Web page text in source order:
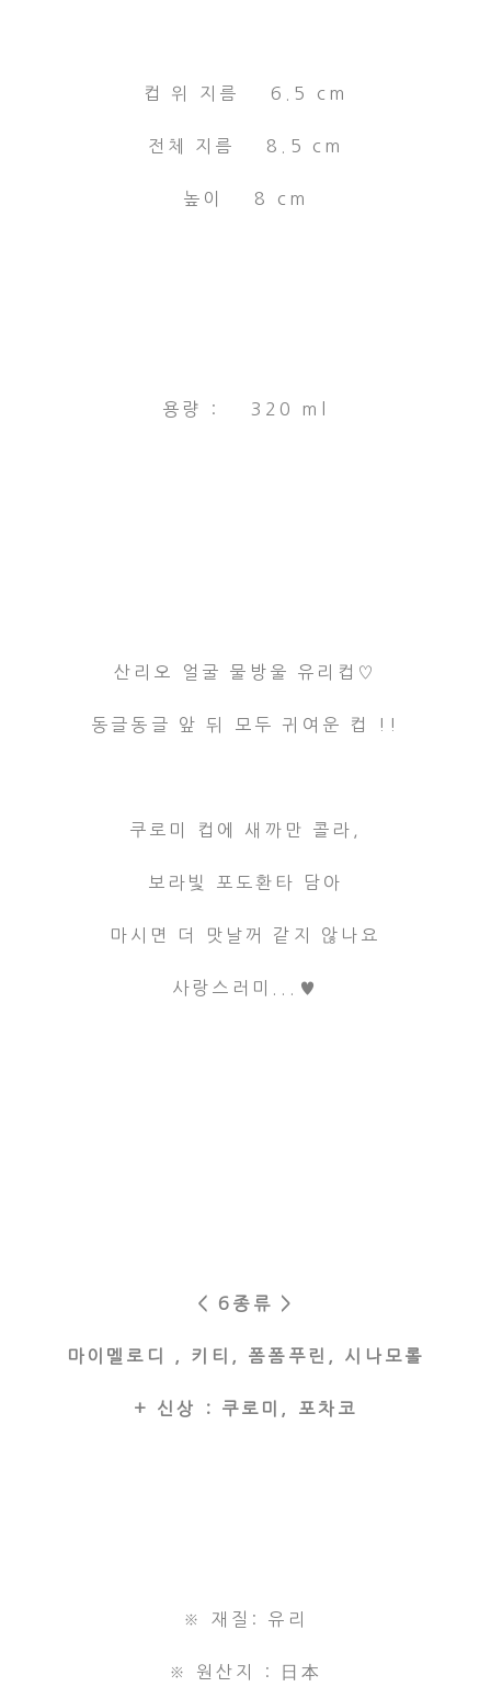
컵 위 지름 6.5 cm
전체 지름 8.5 cm
높이 8 cm
용량 : 320 ml
산리오 얼굴 물방울 유리컵♡
동글동글 앞 뒤 모두 귀여운 컵 !!
쿠로미 컵에 새까만 콜라,
보라빛 포도환타 담아
마시면 더 맛날꺼 같지 않나요
사랑스러미...♥
< 6종류 >
마이멜로디 , 키티, 폼폼푸린, 시나모롤
+ 신상 : 쿠로미, 포차코
※ 재질: 유리
※ 원산지 : 日本